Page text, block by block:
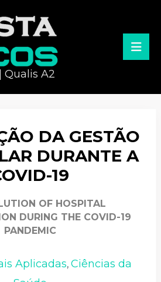
Qualis A2
DA GESTÃO
DURANTE A
19
OF HOSPITAL
DURING THE COVID-19
PANDEMIC
Aplicadas, Ciências da